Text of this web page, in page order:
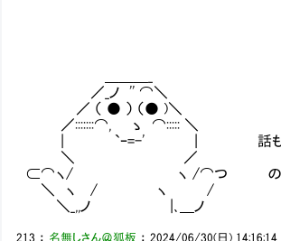
／_ノ '' ⌒＼
／ （ ● ） （● )＼
／:::::::⌒, ゝ ⌒::::: ＼
| `ｰ=-' | 話もせずに決め
＼ ／
⊂⌒ヽ/ ヽ /⌒つ のか夫は本
＼ ヽ / ヽ /
＼_,,ノ |､＿ノ
213 ： 名無しさん＠狐板 ：2024/06/30(日) 14:16:14